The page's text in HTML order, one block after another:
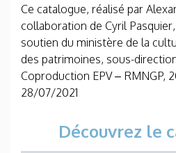
Ce catalogue, réalisé par
collaboration de Cyril
soutien du ministère de la
des patrimoines, sous-
Coproduction EPV – RMNGP,
28/07/2021
Découvrez le